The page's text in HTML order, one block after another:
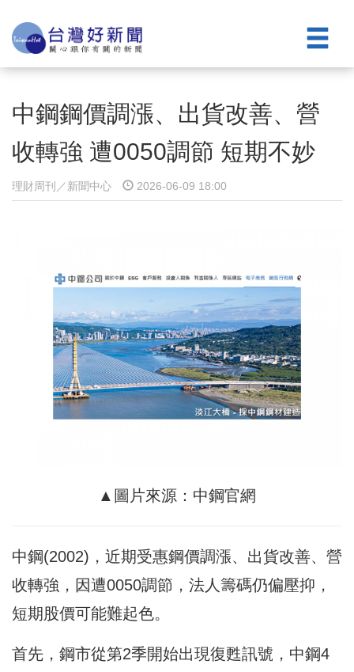
中鋼鋼價調漲、出貨改善、營
收轉強 遭0050調節 短期不妙
理財周刊／新聞中心 2026-06-09 18:00
▲圖片來源：中鋼官網
中鋼(2002)，近期受惠鋼價調漲、出貨改善、營
收轉強，因遭0050調節，法人籌碼仍偏壓抑，
短期股價可能難起色。
首先，鋼市從第2季開始出現復甦訊號，中鋼4